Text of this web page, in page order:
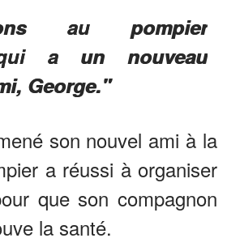
au pompier
a un nouveau
George."
son nouvel ami à la
a réussi à organiser
que son compagnon
la santé.